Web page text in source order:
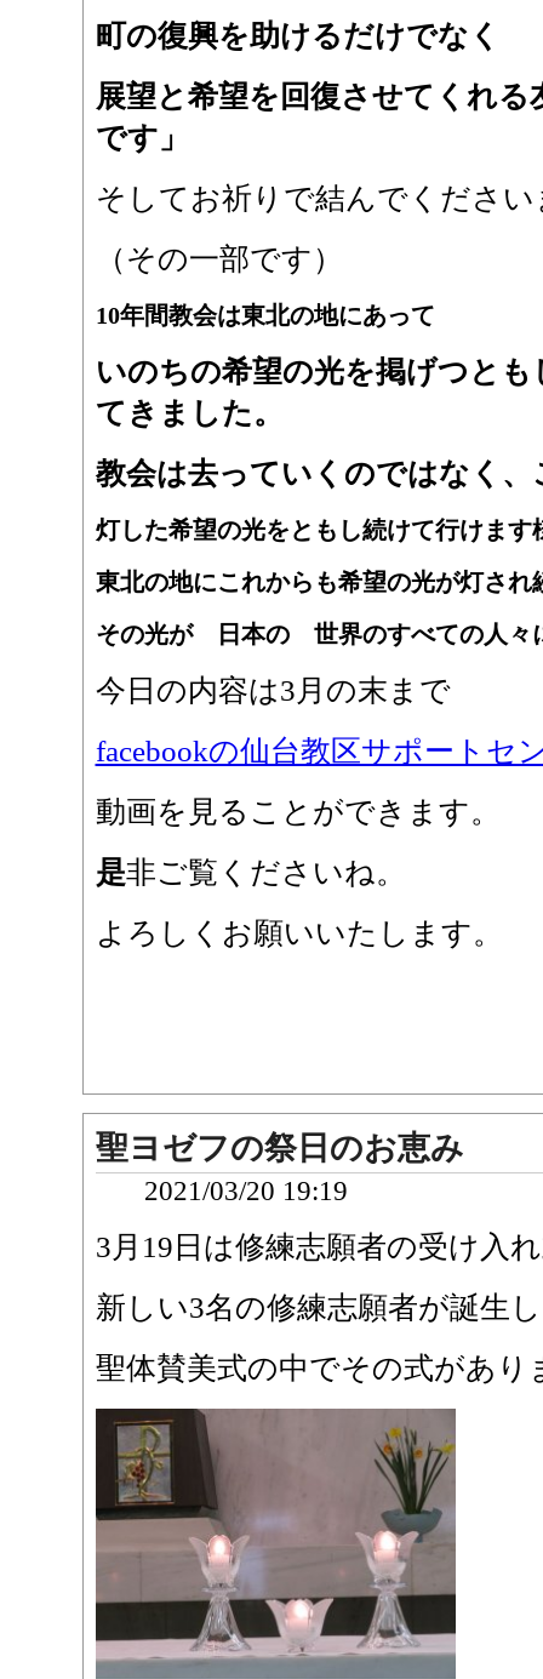
町の復興を助けるだけでなく
展望と希望を回復させてくれる
です」
そしてお祈りで結んでください
（その一部です）
10年間教会は東北の地にあって
いのちの希望の光を掲げつと
てきました。
教会は去っていくのではなく、
灯した希望の光をともし続けて行けます
東北の地にこれからも希望の光が灯され
その光が 日本の 世界のすべての人々
今日の内容は3月の末まで
facebookの仙台教区サポートセ
動画を見ることができます。
是非ご覧くださいね。
よろしくお願いいたします。
聖ヨゼフの祭日のお恵み
2021/03/20 19:19
3月19日は修練志願者の受け入
新しい3名の修練志願者が誕生
聖体賛美式の中でその式があり